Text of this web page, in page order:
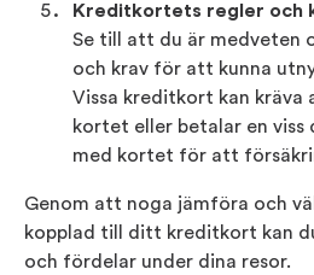
Kreditkortets regler och
Se till att du är medveten
och krav för att kunna
Vissa kreditkort kan kräva
kortet eller betalar en viss
med kortet för att
Genom att noga jämföra och
kopplad till ditt kreditkort kan
och fördelar under dina resor.